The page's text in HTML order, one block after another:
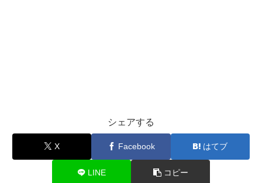
シェアする
X Facebook はてブ
LINE コピー